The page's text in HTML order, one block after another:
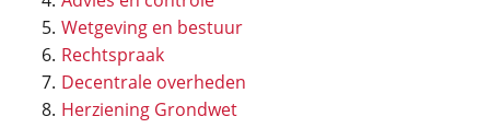
Wetgeving en bestuur
Rechtspraak
Decentrale overheden
Herziening Grondwet